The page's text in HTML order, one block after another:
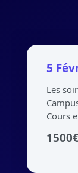
5
Les
Cours
1500